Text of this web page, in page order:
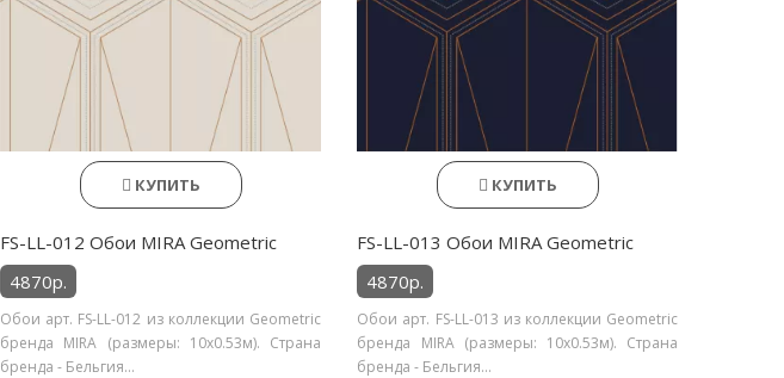
КУПИТЬ
FS-LL-012 Обои MIRA Geometric
4870р.
Обои арт. FS-LL-012 из коллекции Geometric
бренда MIRA (размеры: 10х0.53м). Страна
бренда - Бельгия...
КУПИТЬ
FS-LL-013 Обои MIRA Geometric
4870р.
Обои арт. FS-LL-013 из коллекции Geometric
бренда MIRA (размеры: 10х0.53м). Страна
бренда - Бельгия...